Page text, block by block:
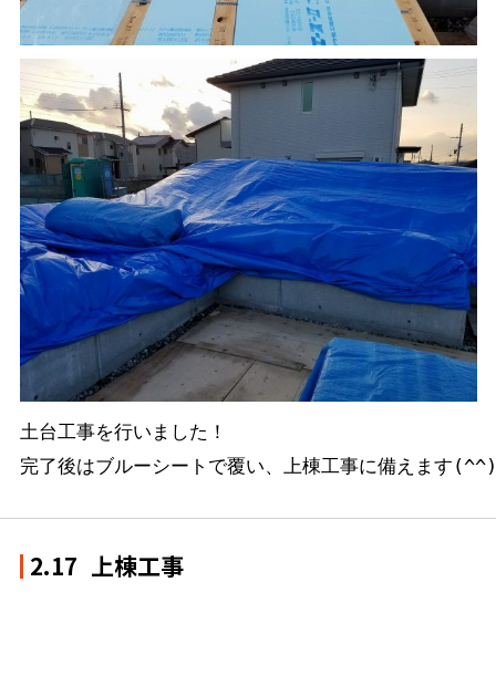
土台工事を行いました！
完了後はブルーシートで覆い、上棟工事に備えます(^^)
2.17 上棟工事